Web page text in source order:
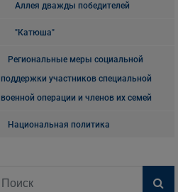
Аллея дважды победителей
"Катюша"
Региональные меры социальной
поддержки участников специальной
военной операции и членов их семей
Национальная политика